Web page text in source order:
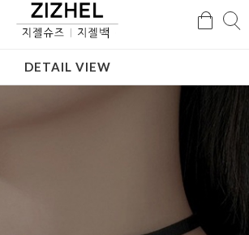
검
DETAIL VIEW